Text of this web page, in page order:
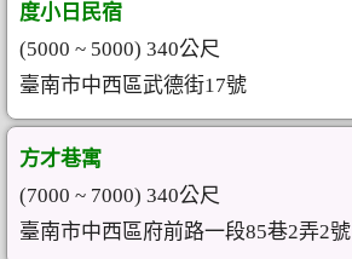
度小日民宿
(5000 ~ 5000) 340公尺
臺南市中西區武德街17號
方才巷寓
(7000 ~ 7000) 340公尺
臺南市中西區府前路一段85巷2弄2號